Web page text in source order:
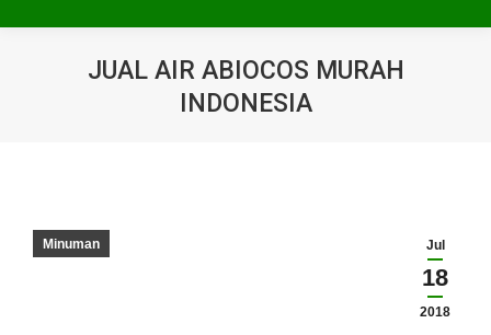
JUAL AIR ABIOCOS MURAH
INDONESIA
Jul
18
2018
Minuman